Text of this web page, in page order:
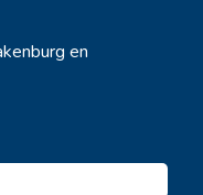
en